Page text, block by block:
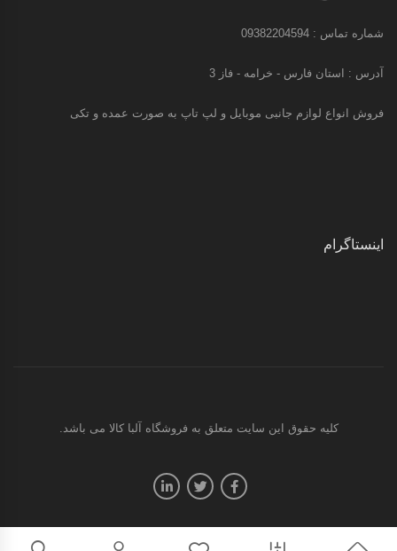
شماره تماس : 09382204594
آدرس : استان فارس - خرامه - فاز 3
فروش انواع لوازم جانبی موبایل و لپ تاپ به صورت عمده و تکی
اینستاگرام
کليه حقوق اين سايت متعلق به فروشگاه آلبا کالا می باشد.